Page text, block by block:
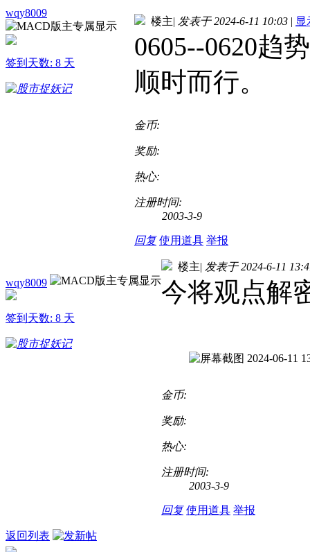
wqy8009
签到天数: 8 天
楼主| 发表于 2024-6-11 10:03 | 显
0605--0620趋
顺时而行。
金币:
奖励:
热心:
注册时间:
2003-3-9
回复 使用道具 举报
wqy8009
签到天数: 8 天
楼主| 发表于 2024-6-11
今将观点解
金币:
奖励:
热心:
注册时间:
2003-3-9
回复 使用道具 举报
返回列表